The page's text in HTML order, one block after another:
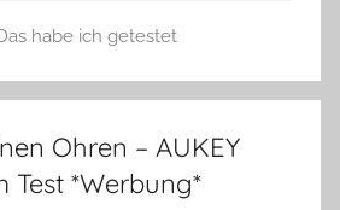
habe ich getestet
Ohren – AUKEY
Test *Werbung*